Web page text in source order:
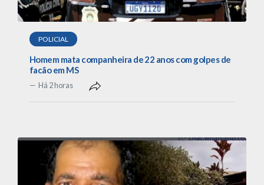
POLICIAL
Homem mata companheira de 22 anos com golpes de
facão em MS
Há 2 horas